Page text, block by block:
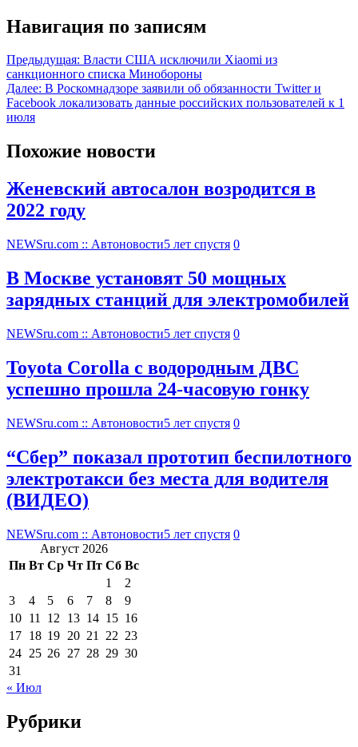
Навигация по записям
Предыдущая: Власти США исключили Xiaomi из
санкционного списка Минобороны
Далее: В Роскомнадзоре заявили об обязанности Twitter и
Facebook локализовать данные российских пользователей к 1
июля
Похожие новости
Женевский автосалон возродится в
2022 году
NEWSru.com :: Автоновости5 лет спустя 0
В Москве установят 50 мощных
зарядных станций для электромобилей
NEWSru.com :: Автоновости5 лет спустя 0
Toyota Corolla с водородным ДВС
успешно прошла 24-часовую гонку
NEWSru.com :: Автоновости5 лет спустя 0
“Сбер” показал прототип беспилотного
электротакси без места для водителя
(ВИДЕО)
NEWSru.com :: Автоновости5 лет спустя 0
Август 2026
Пн Вт Ср Чт Пт Сб Вс
1
2
3
4 5 6 7 8
9
10 11 12 13 14 15 16
17 18 19 20 21 22 23
24 25 26 27 28 29 30
31
« Июл
Рубрики